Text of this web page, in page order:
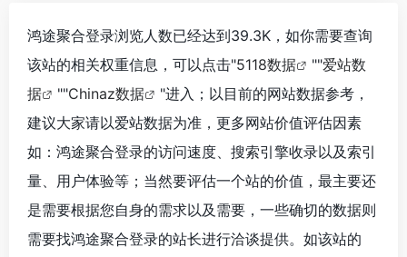
鸿途聚合登录浏览人数已经达到39.3K，如你需要查询
该站的相关权重信息，可以点击"5118数据 ""爱站数
据
""Chinaz数据
"进入；以目前的网站数据参考，
建议大家请以爱站数据为准，更多网站价值评估因素
如：鸿途聚合登录的访问速度、搜索引擎收录以及索引
量、用户体验等；当然要评估一个站的价值，最主要还
是需要根据您自身的需求以及需要，一些确切的数据则
需要找鸿途聚合登录的站长进行洽谈提供。如该站的